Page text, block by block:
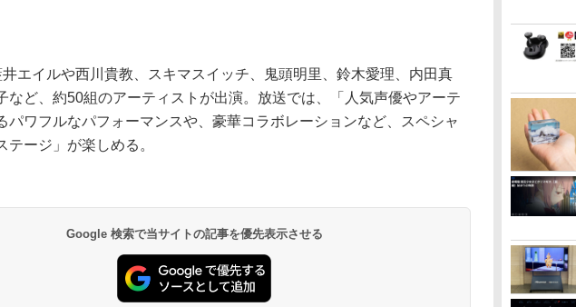
エイルや西川貴教、スキマスイッチ、鬼頭明里、鈴木愛理、内田真
など、約50組のアーティストが出演。放送では、「人気声優やアーテ
パワフルなパフォーマンスや、豪華コラボレーションなど、スペシャ
テージ」が楽しめる。
Google 検索で当サイトの記事を優先表示させる